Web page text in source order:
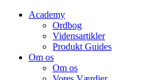
Academy
Ordbog
Vidensartikler
Produkt Guides
Om os
Om os